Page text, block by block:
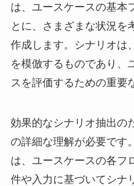
は、ユースケースの基本
とに、さまざまな状況を
作成します。シナリオは
を模倣するものであり、
スを評価するための重要
効果的なシナリオ抽出の
の詳細な理解が必要です
は、ユースケースの各フ
件や入力に基づいてシナ